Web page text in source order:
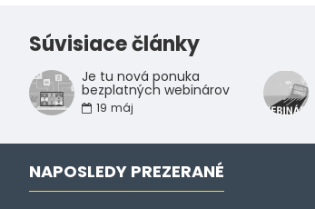
Súvisiace články
Je tu nová ponuka
bezplatných webinárov
19 máj
NAPOSLEDY PREZERANÉ